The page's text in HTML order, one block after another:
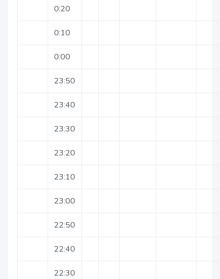
0:20
0:10
0:00
23:50
23:40
23:30
23:20
23:10
23:00
22:50
22:40
22:30